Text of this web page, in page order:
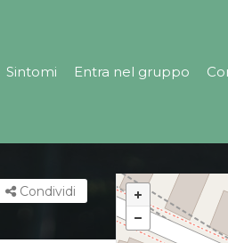
Sintomi Entra nel gruppo
Condividi